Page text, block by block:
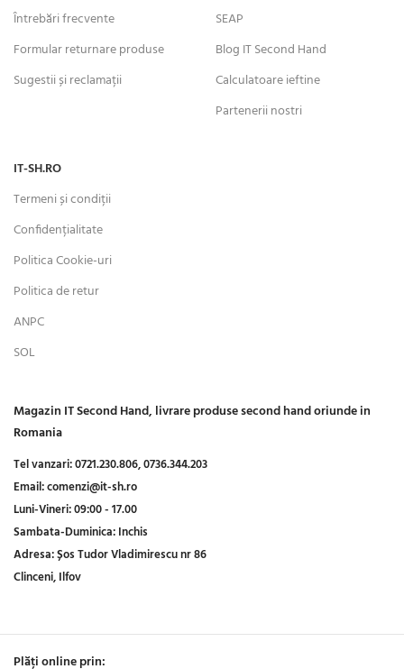
Întrebări frecvente
Formular returnare produse
Sugestii și reclamații
SEAP
Blog IT Second Hand
Calculatoare ieftine
Partenerii nostri
IT-SH.RO
Termeni și condiții
Confidențialitate
Politica Cookie-uri
Politica de retur
ANPC
SOL
Magazin IT Second Hand, livrare produse second hand oriunde in
Romania
Tel vanzari:0721.230.806,0736.344.203
Email:comenzi@it-sh.ro
Luni-Vineri:09:00 - 17.00
Sambata-Duminica:Inchis
Adresa:Șos Tudor Vladimirescu nr 86
Clinceni, Ilfov
Plăți online prin: